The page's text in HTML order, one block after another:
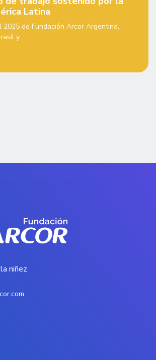
Latina
2025 de Fundación Arcor Argentina,
y ...
niñez